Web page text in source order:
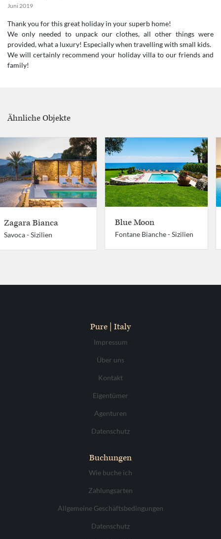
Juni 2019
Thank you for this great holiday in your superb home!
We only needed to unpack our clothes, all other things were
provided, what a luxury! Especially when travelling with small kids.
We will certainly recommend your holiday villa to our friends and
family!
Ähnliche Objekte
Zagara Bianca
Savoca -Sizilien
Blue Moon
Fontane Bianche -Sizilien
Pure | Italy
Impressum
Über uns
Kontakt
Eigentümer
Agenturen
Datenschutz
Buchungen
Wie buche ich
Zahlungsarten
Allgemeine Geschäftsbedingungen
Datenschutz